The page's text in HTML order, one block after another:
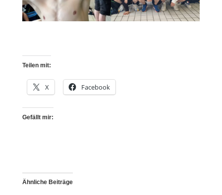
Teilen mit:
X Facebook
Gefällt mir:
Ähnliche Beiträge